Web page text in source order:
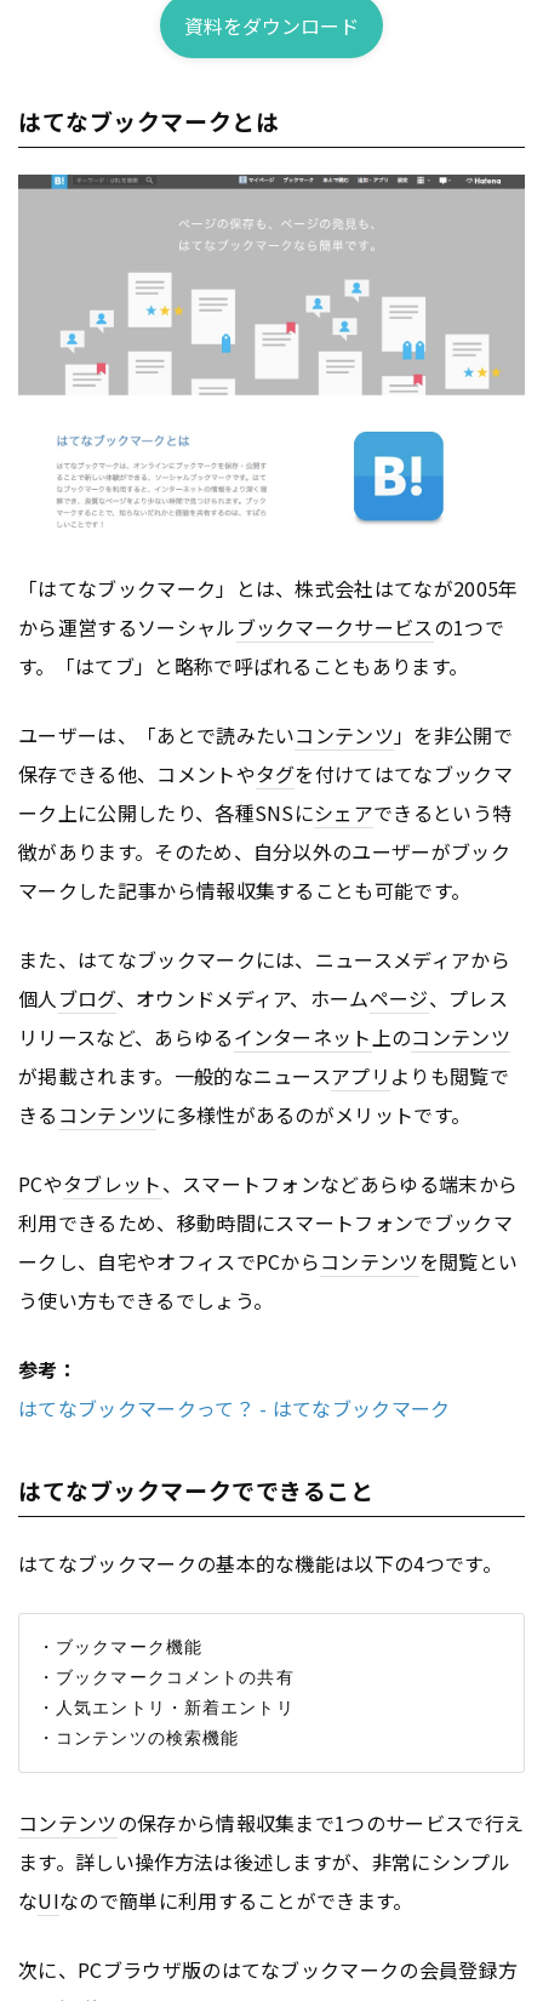
資料をダウンロード
はてなブックマークとは
「はてなブックマーク」とは、株式会社はてなが2005年
から運営するソーシャルブックマークサービスの1つで
す。「はてブ」と略称で呼ばれることもあります。
ユーザーは、「あとで読みたいコンテンツ 」を非公開で
保存できる他、コメントやタグを付けてはてなブックマ
ーク上に公開したり、各種SNSにシェアできるという特
徴があります。そのため、自分以外のユーザーがブック
マークした記事から情報収集することも可能です。
また、はてなブックマークには、ニュースメディアから
個人 ブログ、オウンドメディア、ホームページ、プレス
リリースなど、あらゆるインターネット 上のコンテンツ
が掲載されます。一般的なニュースアプリ よりも閲覧で
きる コンテンツに多様性があるのがメリットです。
PCやタブレット、スマートフォンなどあらゆる端末から
利用できるため、移動時間にスマートフォンでブックマ
ークし、自宅やオフィスでPCからコンテンツを閲覧とい
う使い方もできるでしょう。
参考：
はてなブックマークって？ - はてなブックマーク
はてなブックマークでできること
はてなブックマークの基本的な機能は以下の4つです。
・ブックマーク機能
・ブックマークコメントの共有
・人気エントリ・新着エントリ
コンテンツの保存から情報収集まで1つのサービスで行え
ます。詳しい操作方法は後述しますが、非常にシンプル
なUIなので簡単に利用することができます。
次に、PCブラウザ版のはてなブックマークの会員登録方